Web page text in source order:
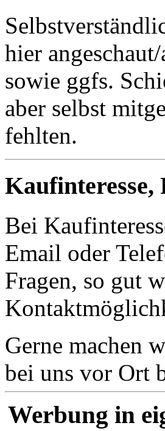
hier
sowie ggfs.
aber selbst
fehlten.
Bei
Email oder
Fragen, so gut
Gerne machen
bei uns vor Ort
Werbung in